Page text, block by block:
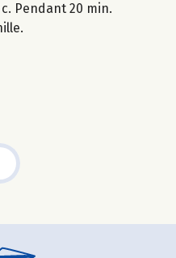
Pendant 20 min.